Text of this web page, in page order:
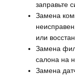
заправьте
Замена
или
Замена
салона на
Замена